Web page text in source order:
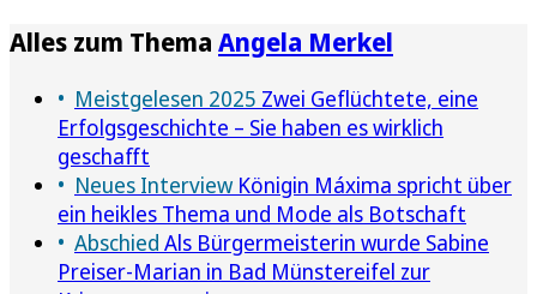
Alles zum Thema Angela Merkel
Meistgelesen 2025 Zwei Geflüchtete, eine
Erfolgsgeschichte – Sie haben es wirklich
geschafft
Neues Interview Königin Máxima spricht über
ein heikles Thema und Mode als Botschaft
Abschied Als Bürgermeisterin wurde Sabine
Preiser-Marian in Bad Münstereifel zur